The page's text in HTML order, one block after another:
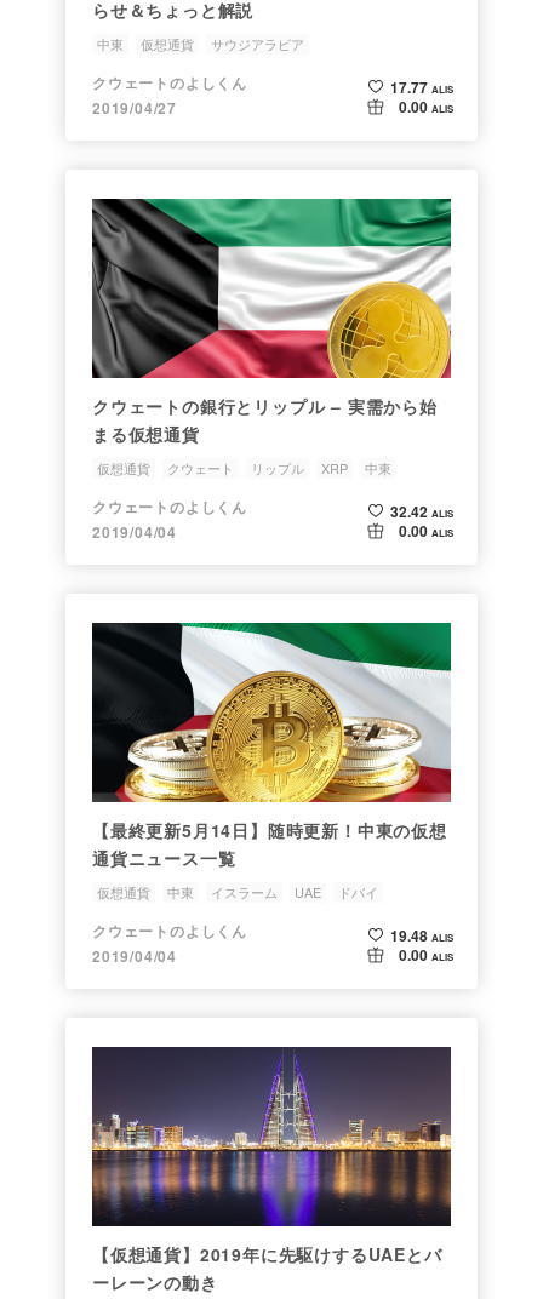
らせ＆ちょっと解説
中東 仮想通貨 サウジアラビア
クウェートのよしくん
2019/04/27
17.77 ALIS
0.00 ALIS
クウェートの銀行とリップル – 実需から始
まる仮想通貨
仮想通貨 クウェート リップル XRP 中東
クウェートのよしくん
2019/04/04
32.42 ALIS
0.00 ALIS
【最終更新5月14日】随時更新！中東の仮想
通貨ニュース一覧
仮想通貨 中東 イスラーム UAE ドバイ
クウェートのよしくん
2019/04/04
19.48 ALIS
0.00 ALIS
【仮想通貨】2019年に先駆けするUAEとバ
ーレーンの動き